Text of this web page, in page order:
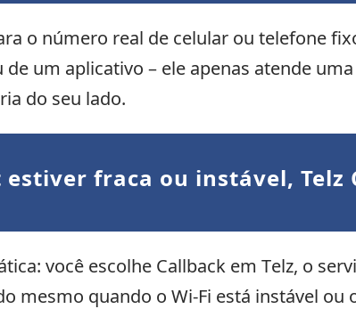
o número real de celular ou telefone
um aplicativo – ele apenas atende
do seu lado.
estiver fraca ou instável,
você escolhe Callback em Telz, o
mesmo quando o Wi-Fi está instável ou